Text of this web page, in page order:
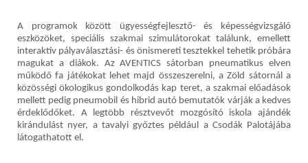
A programok között ügyességfejlesztő- és képességvizsgáló
eszközöket, speciális szakmai szimulátorokat találunk, emellett
interaktív pályaválasztási- és önismereti tesztekkel tehetik próbára
magukat a diákok. Az AVENTICS sátorban pneumatikus elven
működő fa játékokat lehet majd összeszerelni, a Zöld sátornál a
közösségi ökologikus gondolkodás kap teret, a szakmai előadások
mellett pedig pneumobil és hibrid autó bemutatók várják a kedves
érdeklődőket. A legtöbb résztvevőt mozgósító iskola ajándék
kirándulást nyer, a tavalyi győztes például a Csodák Palotájába
látogathatott el.